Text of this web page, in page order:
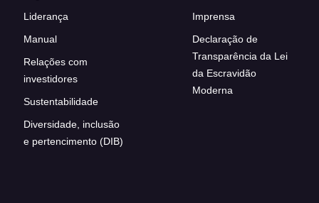
Liderança
Manual
Relações com
investidores
Sustentabilidade
Diversidade, inclusão
e pertencimento (DIB)
Imprensa
Declaração de
Transparência da Lei
da Escravidão
Moderna